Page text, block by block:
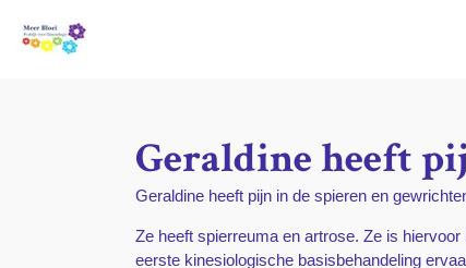
Ga
direct
Geraldine heeft
Geraldine heeft pijn in de spieren en
Ze heeft spierreuma en artrose. Ze is
eerste kinesiologische basisbehandeling